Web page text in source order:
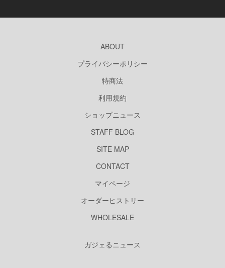
ABOUT
プライバシーポリシー
特商法
利用規約
ショップニュース
STAFF BLOG
SITE MAP
CONTACT
マイページ
オーダーヒストリー
WHOLESALE
ガジェるニュース